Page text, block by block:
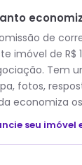
de
imóvel de
Tem
fotos,
economiza
seu imóvel